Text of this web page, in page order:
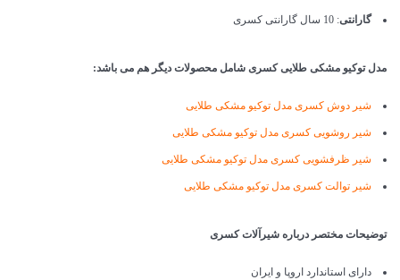
گارانتی: 10 سال گارانتی کسری
مدل توکیو مشکی طلایی کسری شامل محصولات دیگر هم می باشد:
شیر دوش کسری مدل توکیو مشکی طلایی
شیر روشویی کسری مدل توکیو مشکی طلایی
شیر ظرفشویی کسری مدل توکیو مشکی طلایی
شیر توالت کسری مدل توکیو مشکی طلایی
توضیحات مختصر درباره شیرآلات کسری
دارای استاندارد اروپا و ایران